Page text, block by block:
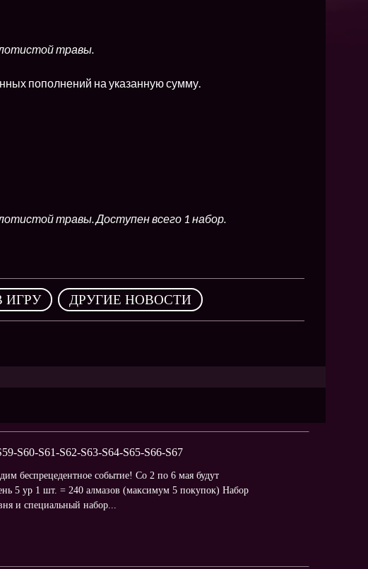
травы.
пополнений на указанную сумму.
травы. Доступен всего 1 набор.
ИГРУ , ДРУГИЕ НОВОСТИ
S61-S62-S63-S64-S65-S66-S67
беспрецедентное событие! Со 2 по 6 мая будут
5 ур 1 шт. = 240 алмазов (максимум 5 покупок) Набор
и специальный набор...